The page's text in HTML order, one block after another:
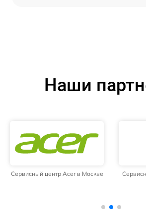
Наши
Сервисный центр Acer в Москве